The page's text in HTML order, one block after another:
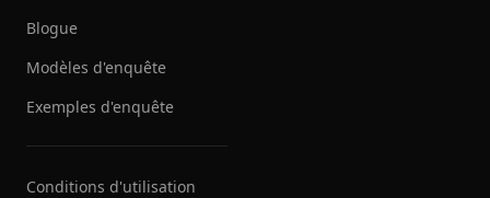
Blogue
Modèles d'enquête
Exemples d'enquête
Conditions d'utilisation